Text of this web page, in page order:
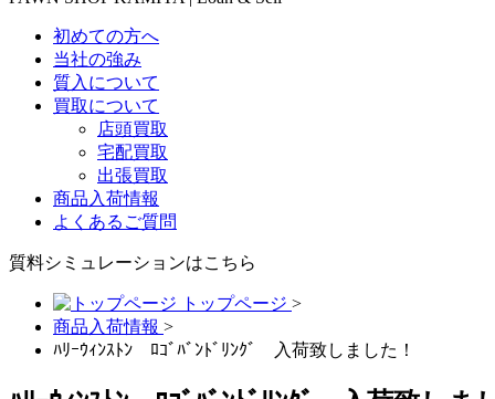
初めての方へ
当社の強み
質入について
買取について
店頭買取
宅配買取
出張買取
商品入荷情報
よくあるご質問
質料シミュレーションはこちら
トップページ >
商品入荷情報 >
ﾊﾘｰｳｨﾝｽﾄﾝ ﾛｺﾞﾊﾞﾝﾄﾞﾘﾝｸﾞ 入荷致しました！